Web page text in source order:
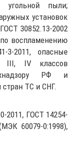
угольной пыли;
установок
30852.13-2002
воспламенению
2011, опасные
III, IV классов
РФ и
ТС и СНГ.
2011, ГОСТ 14254-
60079-0:1998),